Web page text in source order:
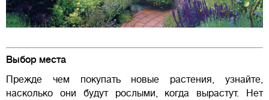
Выбор места
Прежде чем покупать новые растения, узнайте,
насколько они будут рослыми, когда вырастут. Нет